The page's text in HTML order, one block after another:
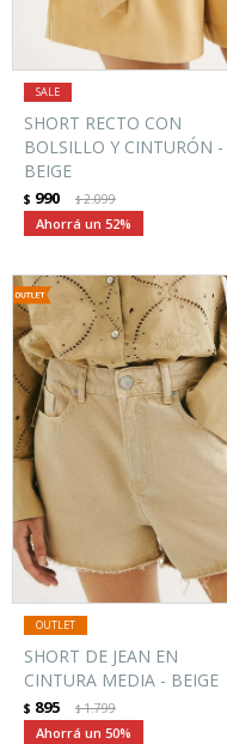
SHORT RECTO CON
BOLSILLO Y CINTURÓN -
BEIGE
$ 990 $2.099
52
SHORT DE JEAN EN
CINTURA MEDIA - BEIGE
$ 895 $1.799
50